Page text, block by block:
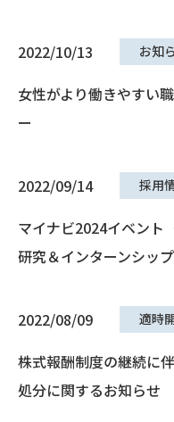
2022/10/13 お知
女性がより働きやすい
ー
2022/09/14 採用
マイナビ2024イベント
研究＆インターンシッ
2022/08/09 適時
株式報酬制度の継続に
処分に関するお知らせ